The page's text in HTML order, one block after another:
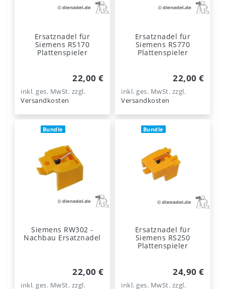
Ersatznadel für
Siemens RS170
Plattenspieler
22,00 €
inkl. ges. MwSt. zzgl.
Versandkosten
Ersatznadel für
Siemens RS770
Plattenspieler
22,00 €
inkl. ges. MwSt. zzgl.
Versandkosten
Bundle
Siemens RW302 -
Nachbau Ersatznadel
22,00 €
inkl. ges. MwSt. zzgl.
Bundle
Ersatznadel für
Siemens RS250
Plattenspieler
24,90 €
inkl. ges. MwSt. zzgl.